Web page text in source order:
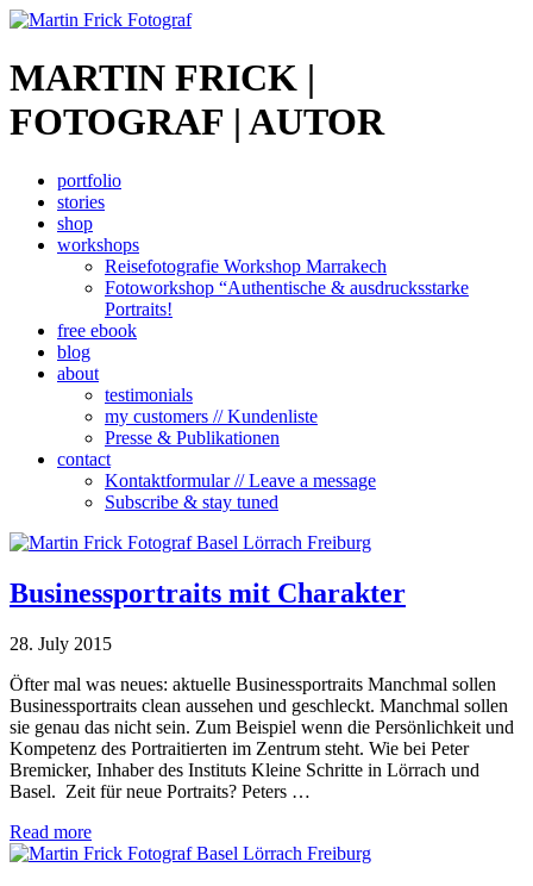
MARTIN FRICK |
FOTOGRAF | AUTOR
portfolio
stories
shop
workshops
Reisefotografie Workshop Marrakech
Fotoworkshop “Authentische & ausdrucksstarke
Portraits!
free ebook
blog
about
testimonials
my customers // Kundenliste
Presse & Publikationen
contact
Kontaktformular // Leave a message
Subscribe & stay tuned
Businessportraits mit Charakter
28. July 2015
Öfter mal was neues: aktuelle Businessportraits Manchmal sollen
Businessportraits clean aussehen und geschleckt. Manchmal sollen
sie genau das nicht sein. Zum Beispiel wenn die Persönlichkeit und
Kompetenz des Portraitierten im Zentrum steht. Wie bei Peter
Bremicker, Inhaber des Instituts Kleine Schritte in Lörrach und
Basel. Zeit für neue Portraits? Peters …
Read more